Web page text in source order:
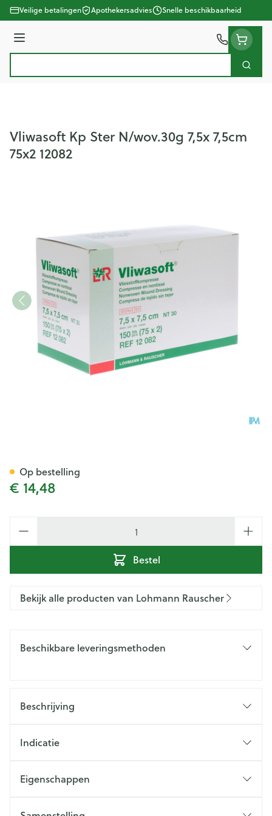
Ga naar de inhoud
Veilige betalingen Apothekersadvies Snelle beschikbaarheid
Menu
Zoek
Vliwasoft Kp Ster N/wov.30g 7,5x 7,5cm
75x2 12082
€ 14,48
Bestel
Op bestelling
Bekijk alle producten van Lohmann Rauscher
Beschikbare leveringsmethoden
Beschrijving
Indicatie
Eigenschappen